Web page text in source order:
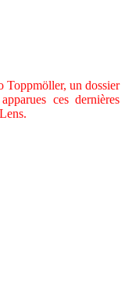
Toppmöller, un dossier
ces dernières